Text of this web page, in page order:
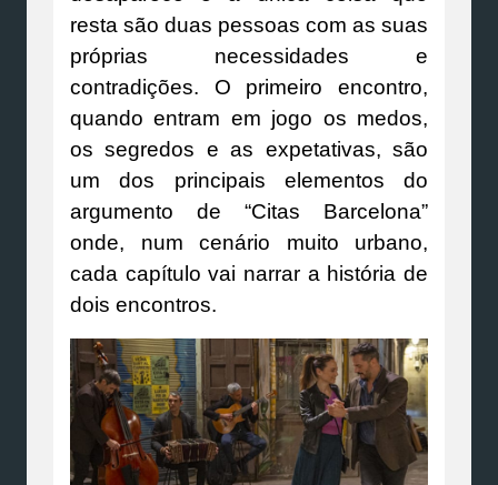
resta são duas pessoas com as suas
próprias necessidades e
contradições. O primeiro encontro,
quando entram em jogo os medos,
os segredos e as expetativas, são
um dos principais elementos do
argumento de “Citas Barcelona”
onde, num cenário muito urbano,
cada capítulo vai narrar a história de
dois encontros.